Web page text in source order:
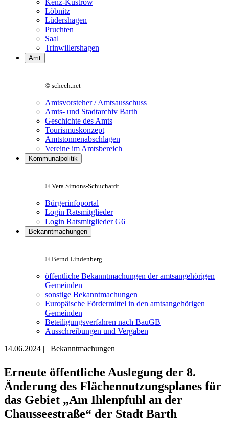
Kenz-Küstrow
Löbnitz
Lüdershagen
Pruchten
Saal
Trinwillershagen
Amt
© schech.net
Amtsvorsteher / Amtsausschuss
Amts- und Stadtarchiv Barth
Geschichte des Amts
Tourismuskonzept
Amtstonnenabschlagen
Vereine im Amtsbereich
Kommunalpolitik
© Vera Simons-Schuchardt
Bürgerinfoportal
Login Ratsmitglieder
Login Ratsmitglieder G6
Bekanntmachungen
© Bernd Lindenberg
öffentliche Bekanntmachungen der amtsangehörigen
Gemeinden
sonstige Bekanntmachungen
Europäische Fördermittel in den amtsangehörigen
Gemeinden
Beteiligungsverfahren nach BauGB
Ausschreibungen und Vergaben
14.06.2024 | Bekanntmachungen
Erneute öffentliche Auslegung der 8.
Änderung des Flächennutzungsplanes für
das Gebiet „Am Ihlenpfuhl an der
Chausseestraße“ der Stadt Barth